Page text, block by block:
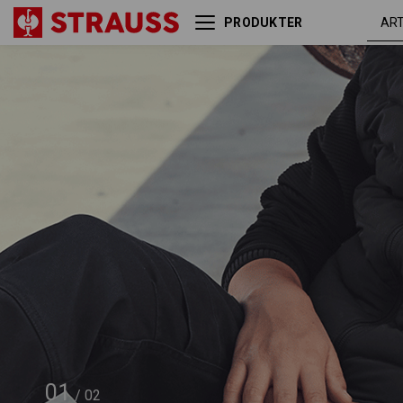
PRODUKTER
01 / 02
Hip Bag e.s.motion ten